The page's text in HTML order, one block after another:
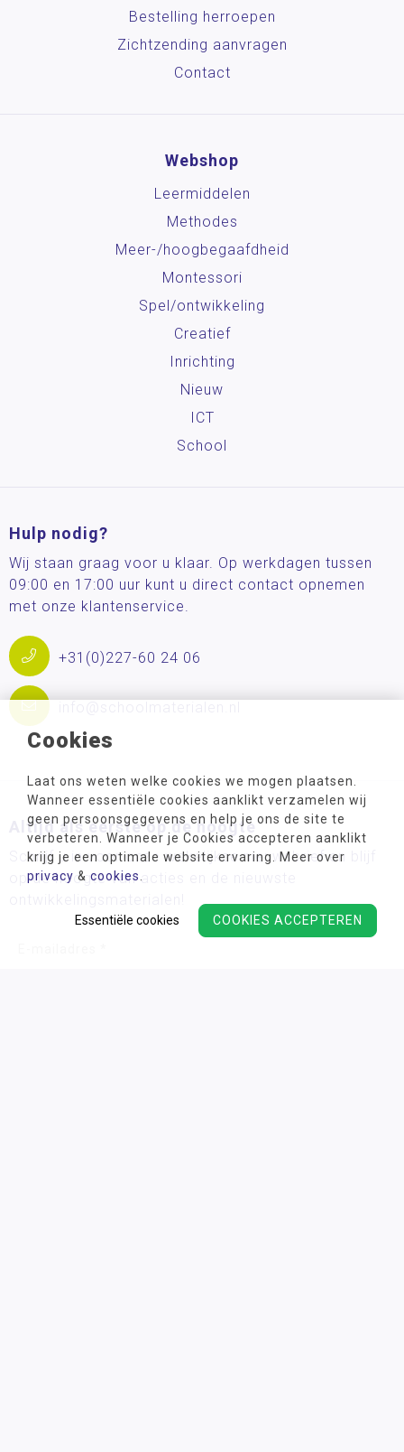
Cookies
Laat ons weten welke cookies we mogen plaatsen.
Wanneer essentiële cookies aanklikt verzamelen wij
geen persoonsgegevens en help je ons de site te
verbeteren. Wanneer je Cookies accepteren aanklikt
krijg je een optimale website ervaring. Meer over
privacy & cookies
COOKIES ACCEPTEREN
Essentiële cookies
Bestelling herroepen
Zichtzending aanvragen
Contact
Webshop
Leermiddelen
Methodes
Meer-/hoog­begaafdheid
Montessori
Spel/ontwikkeling
Creatief
Inrichting
Nieuw
ICT
School
Hulp nodig?
Wij staan graag voor u klaar. Op werkdagen tussen
09:00 en 17:00 uur kunt u direct contact opnemen
met onze klantenservice.
+31(0)227-60 24 06
Altijd als eerste op de hoogte
Schrijf u in voor onze wekelijkse nieuwsbrief en blijf
op de hoogte van acties en de nieuwste